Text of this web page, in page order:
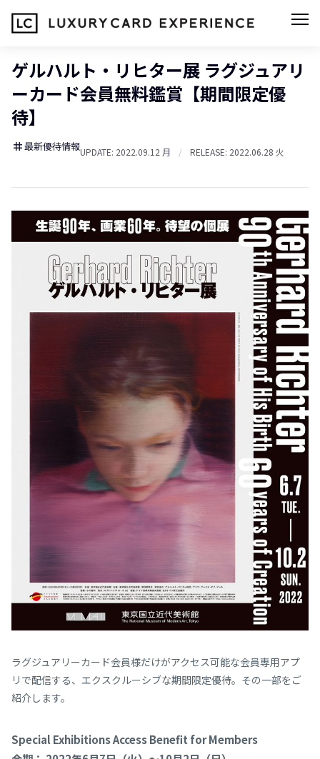
ゲルハルト・リヒター展 ラグジュアリ
ーカード会員無料鑑賞【期間限定優
待】
tag最新優待情報UPDATE: 2022.09.12 月 / RELEASE: 2022.06.28 火
ラグジュアリーカード会員様だけがアクセス可能な会員専⽤アプ
リで配信する、エクスクルーシブな期間限定優待。その一部をご
紹介します。
Special Exhibitions Access Benefit for Members